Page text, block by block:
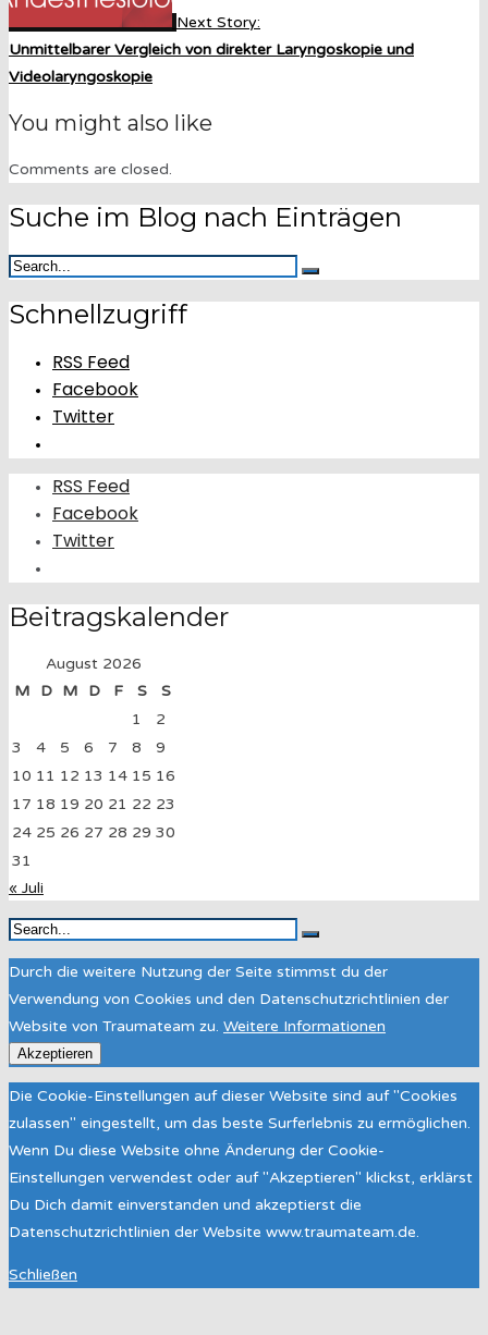
Next Story:
Unmittelbarer Vergleich von direkter Laryngoskopie und
Videolaryngoskopie
You might also like
Comments are closed.
Suche im Blog nach Einträgen
Schnellzugriff
RSS Feed
Facebook
Twitter
RSS Feed
Facebook
Twitter
Beitragskalender
August 2026
M
D M D F S
S
1
2
3
4 5 6 7 8
9
10 11 12 13 14 15 16
17 18 19 20 21 22 23
24 25 26 27 28 29 30
31
« Juli
Durch die weitere Nutzung der Seite stimmst du der
Verwendung von Cookies und den Datenschutzrichtlinien der
Website von Traumateam zu. Weitere Informationen
Akzeptieren
Die Cookie-Einstellungen auf dieser Website sind auf "Cookies
zulassen" eingestellt, um das beste Surferlebnis zu ermöglichen.
Wenn Du diese Website ohne Änderung der Cookie-
Einstellungen verwendest oder auf "Akzeptieren" klickst, erklärst
Du Dich damit einverstanden und akzeptierst die
Datenschutzrichtlinien der Website www.traumateam.de.
Schließen